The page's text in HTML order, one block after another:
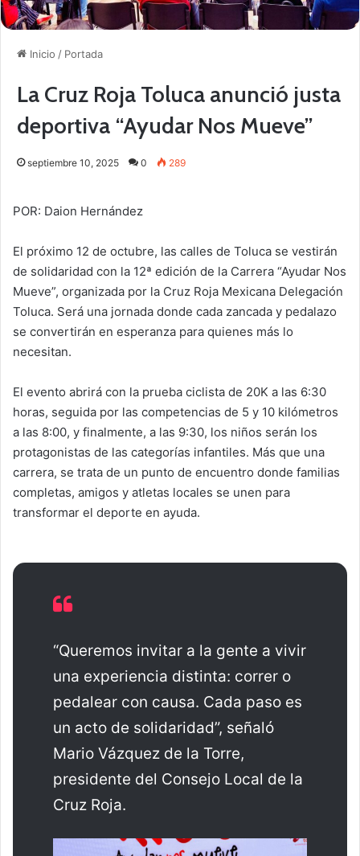
Inicio / Portada
La Cruz Roja Toluca anunció justa
deportiva “Ayudar Nos Mueve”
septiembre 10, 2025 0 289
POR: Daion Hernández
El próximo 12 de octubre, las calles de Toluca se vestirán
de solidaridad con la 12ª edición de la Carrera “Ayudar Nos
Mueve”, organizada por la Cruz Roja Mexicana Delegación
Toluca. Será una jornada donde cada zancada y pedalazo
se convertirán en esperanza para quienes más lo
necesitan.
El evento abrirá con la prueba ciclista de 20K a las 6:30
horas, seguida por las competencias de 5 y 10 kilómetros
a las 8:00, y finalmente, a las 9:30, los niños serán los
protagonistas de las categorías infantiles. Más que una
carrera, se trata de un punto de encuentro donde familias
completas, amigos y atletas locales se unen para
transformar el deporte en ayuda.
“Queremos invitar a la gente a vivir
una experiencia distinta: correr o
pedalear con causa. Cada paso es
un acto de solidaridad”, señaló
Mario Vázquez de la Torre,
presidente del Consejo Local de la
Cruz Roja.